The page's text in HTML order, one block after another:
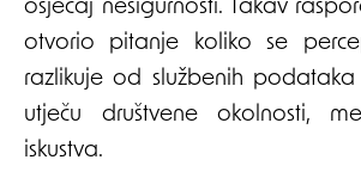
osjećaj nesigurnosti. Takav
otvorio pitanje koliko se
razlikuje od službenih
utječu društvene okolnosti,
iskustva.